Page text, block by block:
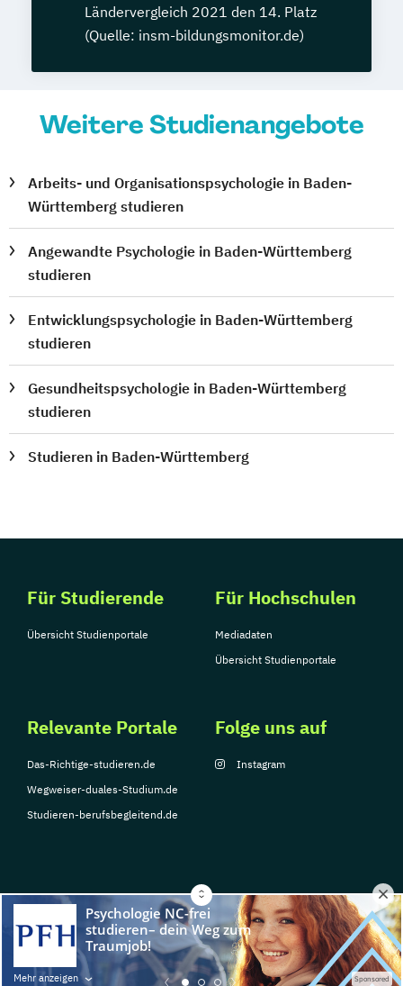
Mehr anzeigen Sponsored
Ländervergleich 2021 den 14. Platz
(Quelle: insm-bildungsmonitor.de)
Weitere Studienangebote
Arbeits- und Organisationspsychologie in Baden-
Württemberg studieren
Angewandte Psychologie in Baden-Württemberg
studieren
Entwicklungspsychologie in Baden-Württemberg
studieren
Gesundheitspsychologie in Baden-Württemberg
studieren
Studieren in Baden-Württemberg
Für Studierende
Übersicht Studienportale
Für Hochschulen
Mediadaten
Übersicht Studienportale
Relevante Portale
Das-Richtige-studieren.de
Wegweiser-duales-Studium.de
Studieren-berufsbegleitend.de
Folge uns auf
Instagram
© Copyright 2026, TarGroup Media GmbH
Datenschutzerklärung Nutzungsbedingungen